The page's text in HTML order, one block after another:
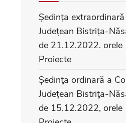
Ședința
Județean Bistrița-
de 21.12.2022.
Proiecte
Ședinţa ordinară a
Judeţean Bistriţa-
de 15.12.2022,